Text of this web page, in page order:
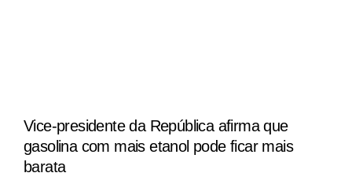
Vice-presidente da República afirma que
gasolina com mais etanol pode ficar mais
barata